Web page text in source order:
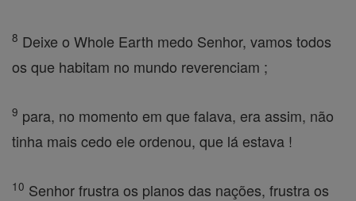
8 Deixe o Whole Earth medo Senhor, vamos todos
os que habitam no mundo reverenciam ;
9 para, no momento em que falava, era assim, não
tinha mais cedo ele ordenou, que lá estava !
10 Senhor frustra os planos das nações, frustra os